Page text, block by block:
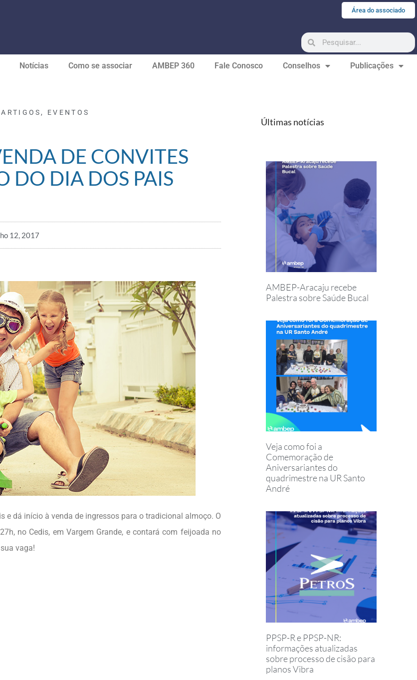
Área do associado
Notícias Como se associar AMBEP 360 Fale Conosco Conselhos Publicações
ARTIGOS , EVENTOS
DE CONVITES
DO DIA DOS PAIS
12, 2017
e dá início à venda de ingressos para o tradicional almoço. O
no Cedis, em Vargem Grande, e contará com feijoada no
vaga!
Últimas notícias
AMBEP-Aracaju recebe
Palestra sobre Saúde Bucal
Veja como foi a
Comemoração de
Aniversariantes do
quadrimestre na UR Santo
André
PPSP-R e PPSP-NR:
informações atualizadas
sobre processo de cisão para
planos Vibra